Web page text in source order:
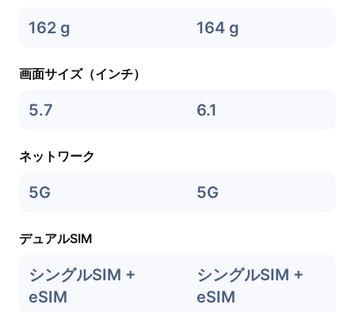
162 g 164 g
画面サイズ（インチ）
5.7 6.1
ネットワーク
5G 5G
デュアルSIM
シングルSIM +
eSIM
シングルSIM +
eSIM